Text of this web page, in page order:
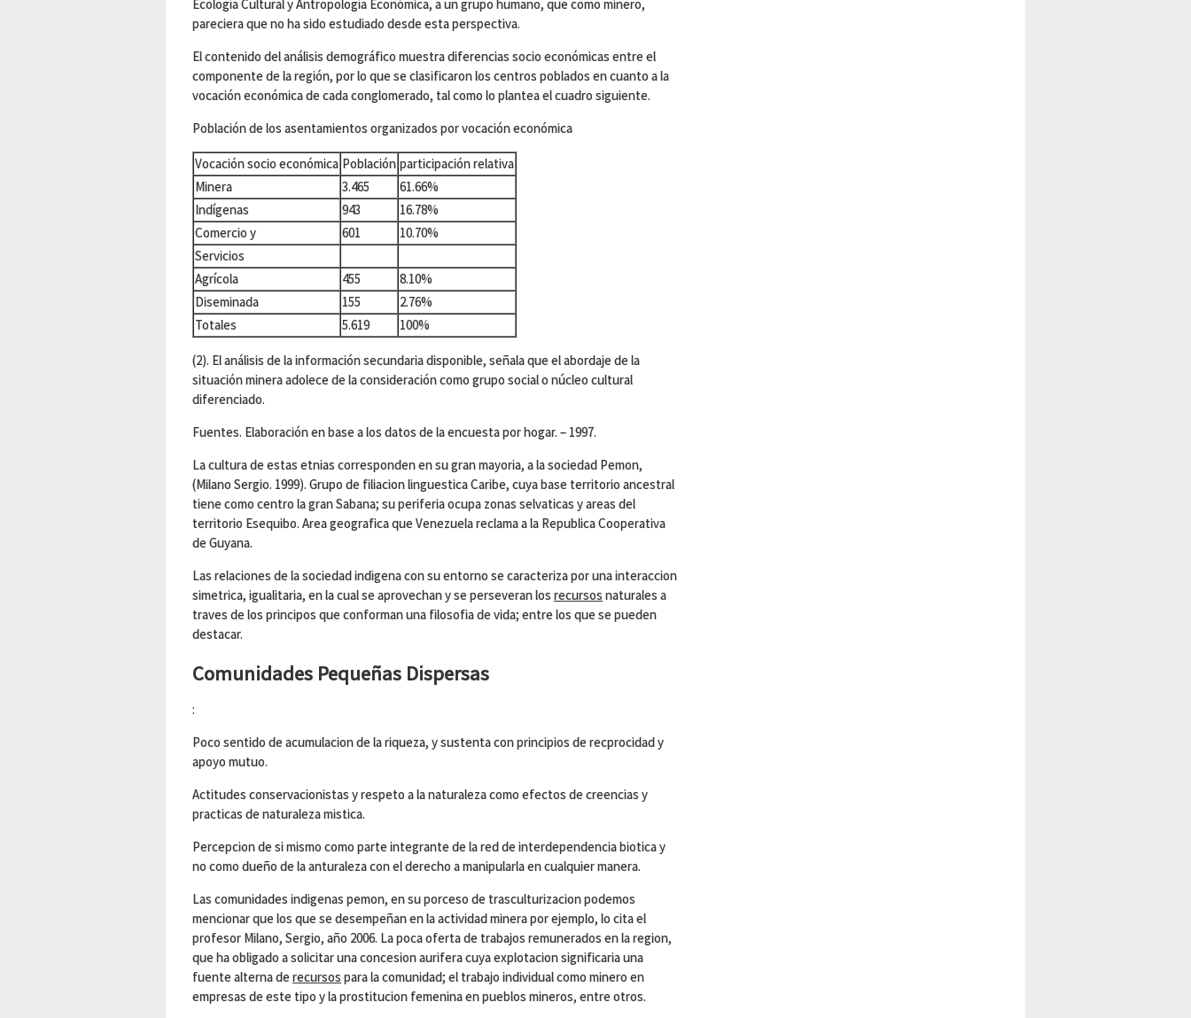
Ecología Cultural y Antropología Económica, a un grupo humano, que como minero,
pareciera que no ha sido estudiado desde esta perspectiva.
El contenido del análisis demográfico muestra diferencias socio económicas entre el
componente de la región, por lo que se clasificaron los centros poblados en cuanto a la
vocación económica de cada conglomerado, tal como lo plantea el cuadro siguiente.
Población de los asentamientos organizados por vocación económica
Vocación socio económica Población participación relativa
Minera
3.465
61.66%
Indígenas
943
16.78%
Comercio y
601
10.70%
Servicios
Agrícola
455
8.10%
Diseminada
155
2.76%
Totales
5.619 100%
(2). El análisis de la información secundaria disponible, señala que el abordaje de la
situación minera adolece de la consideración como grupo social o núcleo cultural
diferenciado.
Fuentes. Elaboración en base a los datos de la encuesta por hogar. – 1997.
La cultura de estas etnias corresponden en su gran mayoria, a la sociedad Pemon,
(Milano Sergio. 1999). Grupo de filiacion linguestica Caribe, cuya base territorio ancestral
tiene como centro la gran Sabana; su periferia ocupa zonas selvaticas y areas del
territorio Esequibo. Area geografica que Venezuela reclama a la Republica Cooperativa
de Guyana.
Las relaciones de la sociedad indigena con su entorno se caracteriza por una interaccion
simetrica, igualitaria, en la cual se aprovechan y se perseveran los recursos naturales a
traves de los principos que conforman una filosofia de vida; entre los que se pueden
destacar.
Comunidades Pequeñas Dispersas
:
Poco sentido de acumulacion de la riqueza, y sustenta con principios de recprocidad y
apoyo mutuo.
Actitudes conservacionistas y respeto a la naturaleza como efectos de creencias y
practicas de naturaleza mistica.
Percepcion de si mismo como parte integrante de la red de interdependencia biotica y
no como dueño de la anturaleza con el derecho a manipularla en cualquier manera.
Las comunidades indigenas pemon, en su porceso de trasculturizacion podemos
mencionar que los que se desempeñan en la actividad minera por ejemplo, lo cita el
profesor Milano, Sergio, año 2006. La poca oferta de trabajos remunerados en la region,
que ha obligado a solicitar una concesion aurifera cuya explotacion significaria una
fuente alterna derecursos para la comunidad; el trabajo individual como minero en
empresas de este tipo y la prostitucion femenina en pueblos mineros, entre otros.